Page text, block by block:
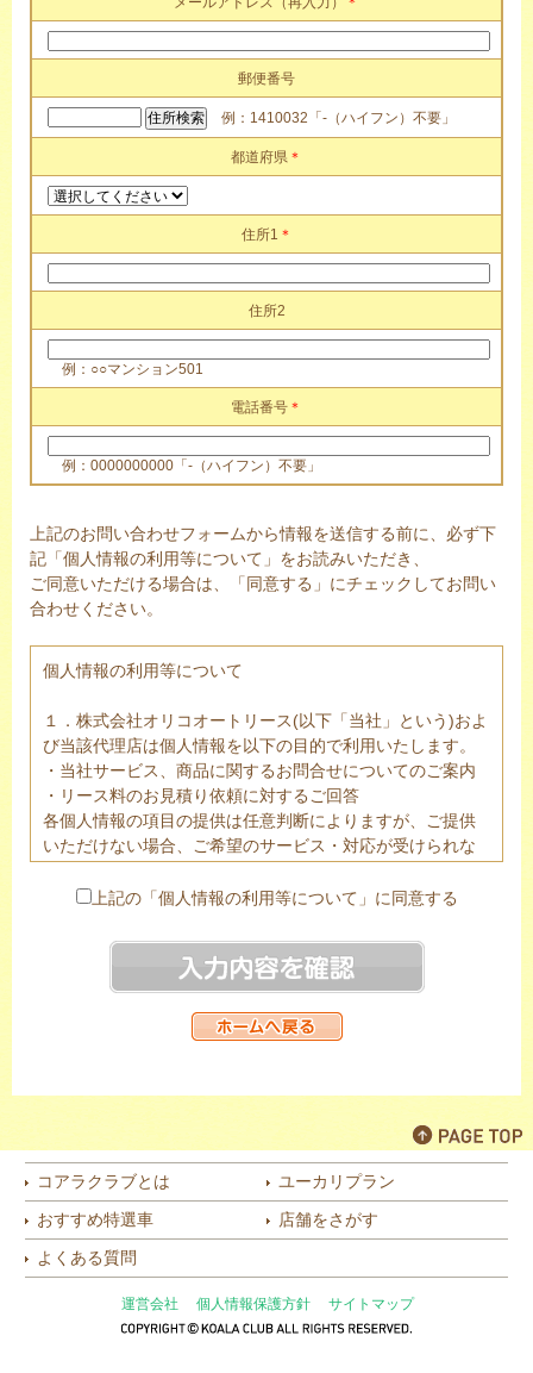
郵便番号
例：1410032「-（ハイフン）不要」
都道府県 ＊
住所1 ＊
住所2
例：○○マンション501
電話番号 ＊
例：0000000000「-（ハイフン）不要」
上記のお問い合わせフォームから情報を送信する前に、必ず下
記「個人情報の利用等について」をお読みいただき、
ご同意いただける場合は、「同意する」にチェックしてお問い
合わせください。
個人情報の利用等について
１．株式会社オリコオートリース(以下「当社」という)およ
び当該代理店は個人情報を以下の目的で利用いたします。
・当社サービス、商品に関するお問合せについてのご案内
・リース料のお見積り依頼に対するご回答
各個人情報の項目の提供は任意判断によりますが、ご提供
いただけない場合、ご希望のサービス・対応が受けられな
２．ご提供頂きました個人情報は、法令に基づく場合を除
る場合がございます。
３．当社は個人情報の取扱業務の全部または一部を個人情
報保護体制について一定の水準を満たしていると認められ
る委託先に委託する場合があります。
４．個人情報の開示等（利用目的の通知、開示、内容の訂
の停止）は以下の問合わせ窓口にて受け付けております。
株式会社オリコオートリース 個人情報管理責任者 コン
プライアンス・リスク管理部長
〒110-0016 東京都台東区台東2-27-5 日土地御徒町ビル
TEL：03(6860)0706
（月～金 9:30～18:00 ただし土日・祝祭日を除く）
KOALA CLUB 本庄店 株式会社カーサン 個人情報管理
上記の「個人情報の利用等について」に同意する
コアラクラブとは
ユーカリプラン
おすすめ特選車
店舗をさがす
よくある質問
運営会社 個人情報保護方針 サイトマップ